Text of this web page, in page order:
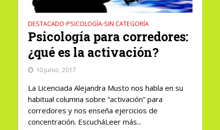
DESTACADO•PSICOLOGÍA•SIN CATEGORÍA
Psicología para corredores:
¿qué es la activación?
10 junio, 2017
La Licenciada Alejandra Musto nos habla en su
habitual columna sobre “activación” para
corredores y nos enseña ejercicios de
concentración. EscucháLeer más...